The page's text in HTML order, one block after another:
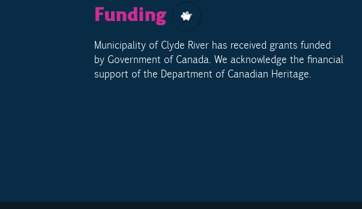
Funding
Municipality of Clyde River has received grants funded
by Government of Canada. We acknowledge the financial
support of the Department of Canadian Heritage.